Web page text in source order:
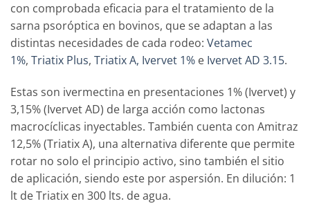
con comprobada eficacia para el tratamiento de la
sarna psoróptica en bovinos, que se adaptan a las
distintas necesidades de cada rodeo: Vetamec
1%, Triatix Plus, Triatix A, Ivervet 1% e Ivervet AD 3.15.
Estas son ivermectina en presentaciones 1% (Ivervet) y
3,15% (Ivervet AD) de larga acción como lactonas
macrocíclicas inyectables. También cuenta con Amitraz
12,5% (Triatix A), una alternativa diferente que permite
rotar no solo el principio activo, sino también el sitio
de aplicación, siendo este por aspersión. En dilución: 1
lt de Triatix en 300 lts. de agua.